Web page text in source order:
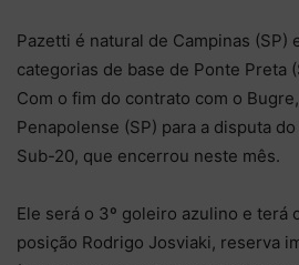
Pazetti é natural de Campinas (SP)
categorias de base de Ponte Preta
Com o fim do contrato com o
Penapolense (SP) para a disputa
Sub-20, que encerrou neste mês.
Ele será o 3º goleiro azulino e terá
posição Rodrigo Josviaki, reserva